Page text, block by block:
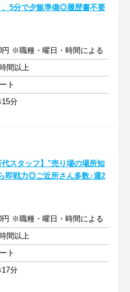
、5分で夕飯準備◎履歴書不要
円 ※職種・曜日・時間による
間以上
ト
15分
代スタッフ】"売り場の場所知
即戦力◎ご近所さん多数♪週2
円 ※職種・曜日・時間による
間以上
ト
17分